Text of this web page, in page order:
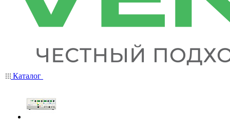
Каталог